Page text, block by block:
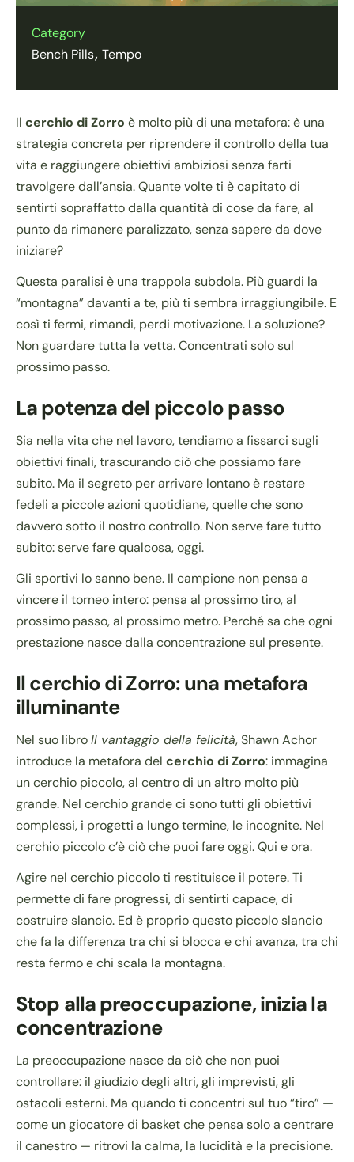
Category
Bench Pills Tempo
Il cerchio di Zorro è molto più di una metafora: è una
strategia concreta per riprendere il controllo della tua
vita e raggiungere obiettivi ambiziosi senza farti
travolgere dall’ansia. Quante volte ti è capitato di
sentirti sopraffatto dalla quantità di cose da fare, al
punto da rimanere paralizzato, senza sapere da dove
iniziare?
Questa paralisi è una trappola subdola. Più guardi la
“montagna” davanti a te, più ti sembra irraggiungibile. E
così ti fermi, rimandi, perdi motivazione. La soluzione?
Non guardare tutta la vetta. Concentrati solo sul
prossimo passo.
La potenza del piccolo passo
Sia nella vita che nel lavoro, tendiamo a fissarci sugli
obiettivi finali, trascurando ciò che possiamo fare
subito. Ma il segreto per arrivare lontano è restare
fedeli a piccole azioni quotidiane, quelle che sono
davvero sotto il nostro controllo. Non serve fare tutto
subito: serve fare qualcosa, oggi.
Gli sportivi lo sanno bene. Il campione non pensa a
vincere il torneo intero: pensa al prossimo tiro, al
prossimo passo, al prossimo metro. Perché sa che ogni
prestazione nasce dalla concentrazione sul presente.
Il cerchio di Zorro: una metafora
illuminante
Nel suo libroIl vantaggio della felicità, Shawn Achor
introduce la metafora del cerchio di Zorro: immagina
un cerchio piccolo, al centro di un altro molto più
grande. Nel cerchio grande ci sono tutti gli obiettivi
complessi, i progetti a lungo termine, le incognite. Nel
cerchio piccolo c’è ciò che puoi fare oggi. Qui e ora.
Agire nel cerchio piccolo ti restituisce il potere. Ti
permette di fare progressi, di sentirti capace, di
costruire slancio. Ed è proprio questo piccolo slancio
che fa la differenza tra chi si blocca e chi avanza, tra chi
resta fermo e chi scala la montagna.
Stop alla preoccupazione, inizia la
concentrazione
La preoccupazione nasce da ciò che non puoi
controllare: il giudizio degli altri, gli imprevisti, gli
ostacoli esterni. Ma quando ti concentri sul tuo “tiro” —
come un giocatore di basket che pensa solo a centrare
il canestro — ritrovi la calma, la lucidità e la precisione.